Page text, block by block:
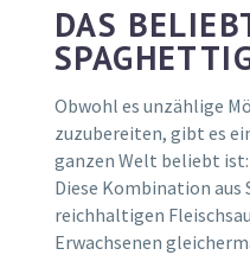
DAS
Obwohl es unzählige
zuzubereiten, gibt es
ganzen Welt beliebt
Diese Kombination
reichhaltigen
Erwachsenen